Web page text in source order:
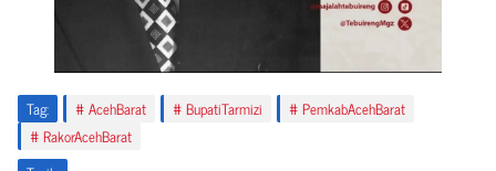
Tag: AcehBarat BupatiTarmizi
PemkabAcehBarat
RakorAcehBarat